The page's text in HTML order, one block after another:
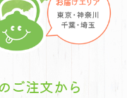
ご注文から